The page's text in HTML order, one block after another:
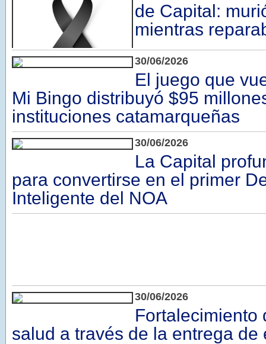
de Capital:
mientras
30/06/2026
El juego que
Mi Bingo distribuyó $95
instituciones catamarqueñas
30/06/2026
La Capital
para convertirse en el primer
Inteligente del NOA
30/06/2026
Fortalecimiento
salud a través de la entrega de